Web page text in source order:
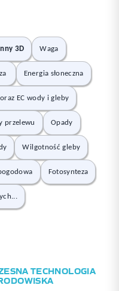
3D Waga
Energia słoneczna
EC wody i gleby
przelewu Opady
Wilgotność gleby
Fotosynteza
TECHNOLOGIA